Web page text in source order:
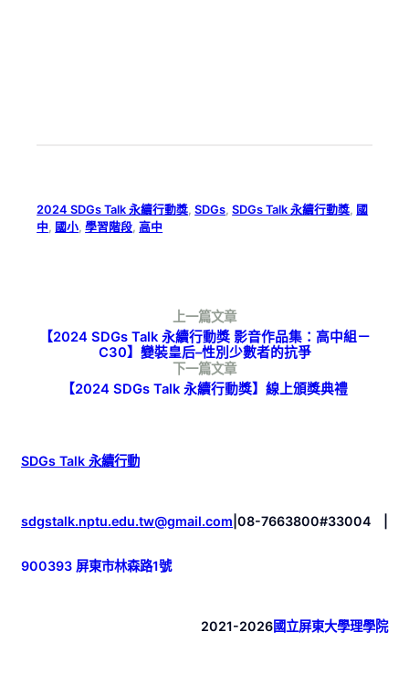
2024 SDGs Talk 永續行動獎, SDGs, SDGs Talk 永續行動獎, 國
中, 國小, 學習階段, 高中
上一篇文章
【2024 SDGs Talk 永續行動獎 影音作品集：高中組－
C30】變裝皇后–性別少數者的抗爭
下一篇文章
【2024 SDGs Talk 永續行動獎】線上頒獎典禮
SDGs Talk 永續行動
sdgstalk.nptu.edu.tw@gmail.com 08-7663800#33004
900393 屏東市林森路1號
2021-2026國立屏東大學理學院